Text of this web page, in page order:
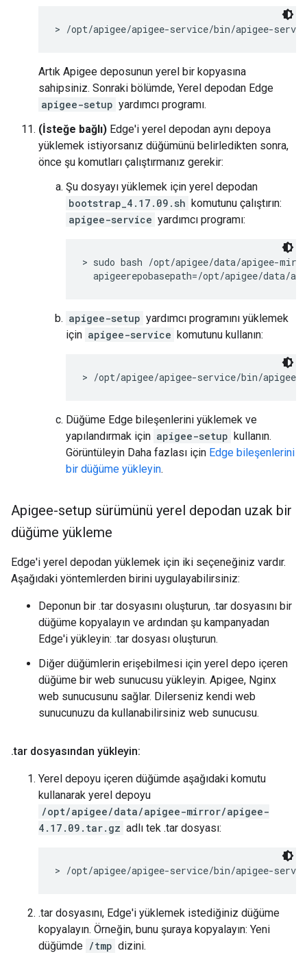
> /opt/apigee/apigee-service/bin/apigee-
Artık Apigee deposunun yerel bir kopyasına
sahipsiniz. Sonraki bölümde, Yerel depodan Edge
apigee-setup yardımcı programı.
(İsteğe bağlı) Edge'i yerel depodan aynı depoya
yüklemek istiyorsanız düğümünü belirledikten sonra,
önce şu komutları çalıştırmanız gerekir:
Şu dosyayı yüklemek için yerel depodan
bootstrap_4.17.09.sh komutunu çalıştırın:
apigee-service yardımcı programı:
> sudo bash /opt/apigee/data/apigee-
apigeerepobasepath=/opt/apigee/data/
apigee-setup yardımcı programını yüklemek
için apigee-service komutunu kullanın:
> /opt/apigee/apigee-service/bin/
Düğüme Edge bileşenlerini yüklemek ve
yapılandırmak için apigee-setup kullanın.
Görüntüleyin Daha fazlası için Edge bileşenlerini
bir düğüme yükleyin.
Apigee-setup sürümünü yerel depodan uzak bir
düğüme yükleme
Edge'i yerel depodan yüklemek için iki seçeneğiniz vardır.
Aşağıdaki yöntemlerden birini uygulayabilirsiniz:
Deponun bir .tar dosyasını oluşturun, .tar dosyasını bir
düğüme kopyalayın ve ardından şu kampanyadan
Edge'i yükleyin: .tar dosyası oluşturun.
Diğer düğümlerin erişebilmesi için yerel depo içeren
düğüme bir web sunucusu yükleyin. Apigee, Nginx
web sunucusunu sağlar. Dilerseniz kendi web
sunucunuzu da kullanabilirsiniz web sunucusu.
.tar dosyasından yükleyin:
Yerel depoyu içeren düğümde aşağıdaki komutu
kullanarak yerel depoyu
/opt/apigee/data/apigee-mirror/apigee-
4.17.09.tar.gz adlı tek .tar dosyası:
> /opt/apigee/apigee-service/bin/apigee-
.tar dosyasını, Edge'i yüklemek istediğiniz düğüme
kopyalayın. Örneğin, bunu şuraya kopyalayın: Yeni
düğümde /tmp dizini.